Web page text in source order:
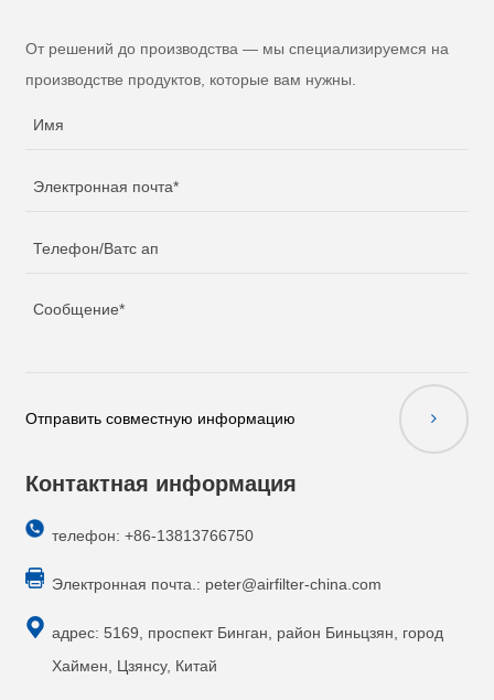
От решений до производства — мы специализируемся на
производстве продуктов, которые вам нужны.
Отправить совместную информацию
Контактная информация
телефон: +86-13813766750
Электронная почта.: peter@airfilter-china.com
адрес: 5169, проспект Бинган, район Биньцзян, город
Хаймен, Цзянсу, Китай